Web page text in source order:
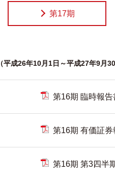
第17期
（平成26年10月1日～平成27年9月30
第16期 臨時報告
第16期 有価証券
第16期 第3四半